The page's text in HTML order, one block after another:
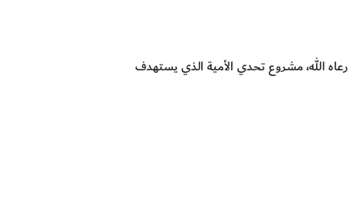
الله، مشروع تحدي الأمية الذي يستهدف